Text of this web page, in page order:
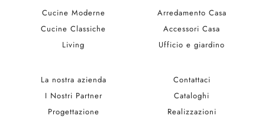
Cucine Moderne
Cucine Classiche
Living
Arredamento Casa
Accessori Casa
Ufficio e giardino
La nostra azienda
I Nostri Partner
Progettazione
Contattaci
Cataloghi
Realizzazioni